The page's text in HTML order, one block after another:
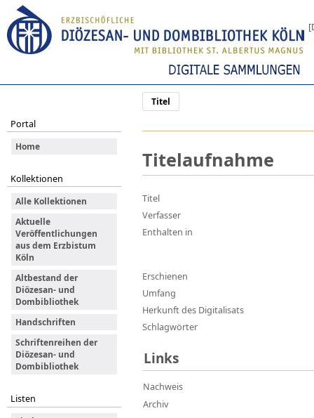
Titel
Portal
Home
Kollektionen
Alle Kollektionen
Aktuelle
Veröffentlichungen
aus dem Erzbistum
Köln
Altbestand der
Diözesan- und
Dombibliothek
Handschriften
Schriftenreihen der
Diözesan- und
Dombibliothek
Listen
Titelaufnahme
Titel
Verfasser
Enthalten in
Erschienen
Umfang
Herkunft des Digitalisats
Schlagwörter
Links
Nachweis
Archiv